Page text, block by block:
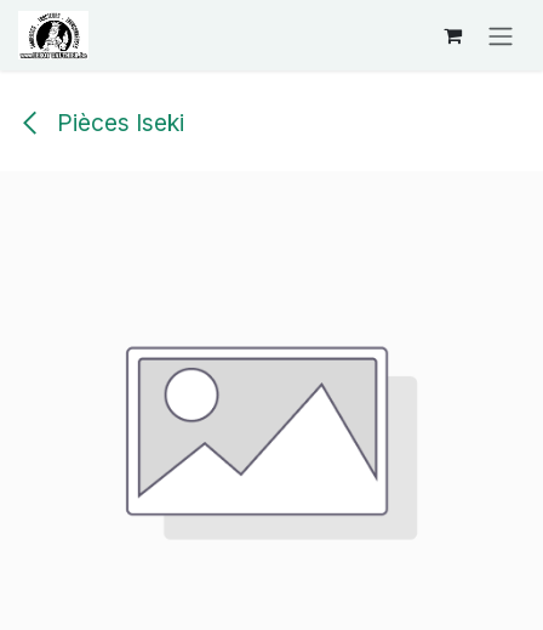
Se rendre au contenu
Pièces Iseki